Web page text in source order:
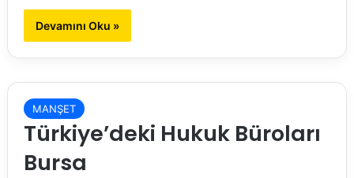
Devamını Oku »
MANŞET
Türkiye’deki Hukuk Büroları
Bursa